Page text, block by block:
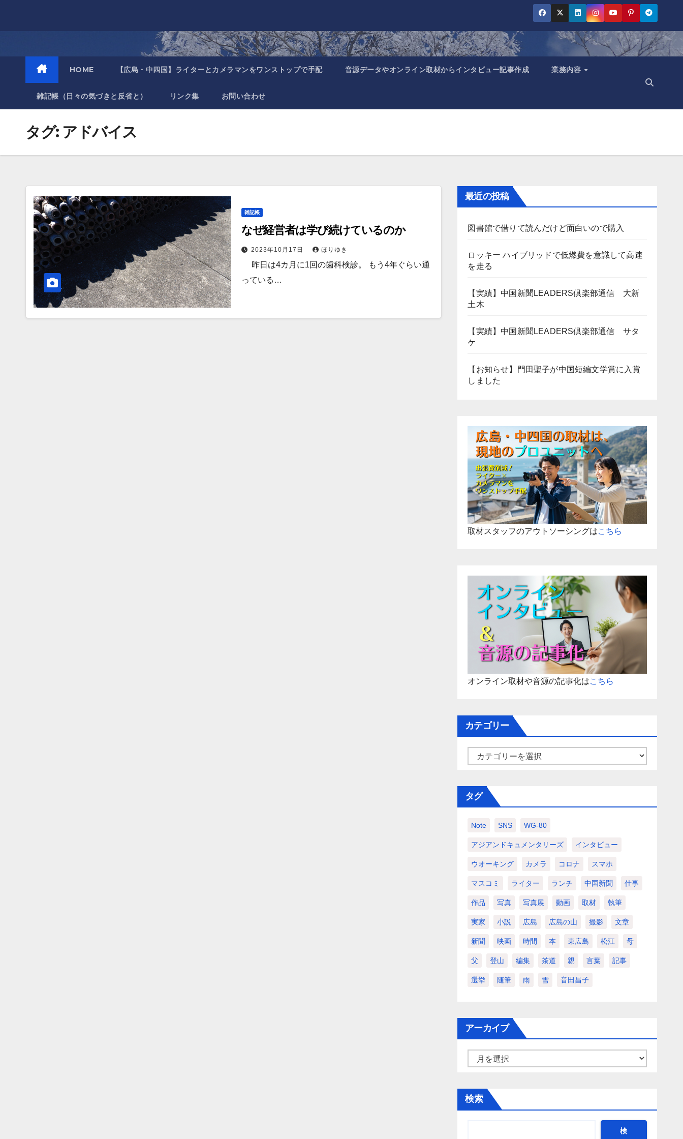
HOME 【広島・中四国】ライターとカメラマンをワンストップで手配 音源データやオンライン取材からインタビュー記事作成 業務内容
雑記帳（日々の気づきと反省と） リンク集 お問い合わせ
タグ: アドバイス
雑記帳
なぜ経営者は学び続けているのか
2023年10月17日 ほりゆき
昨日は4カ月に1回の歯科検診。 もう4年ぐらい通
っている…
最近の投稿
図書館で借りて読んだけど面白いので購入
ロッキー ハイブリッドで低燃費を意識して高速
を走る
【実績】中国新聞LEADERS倶楽部通信 大新
土木
【実績】中国新聞LEADERS倶楽部通信 サタ
ケ
【お知らせ】門田聖子が中国短編文学賞に入賞
しました
取材スタッフのアウトソーシングはこちら
オンライン取材や音源の記事化はこちら
カテゴリー
ゴ
リ
タグ
Note SNS WG-80
アジアンドキュメンタリーズ インタビュー
ウオーキング カメラ コロナ スマホ
マスコミ ライター ランチ 中国新聞 仕事
作品 写真 写真展 動画 取材 執筆
実家 小説 広島 広島の山 撮影 文章
新聞 映画 時間 本 東広島 松江 母
父 登山 編集 茶道 親 言葉 記事
選挙 随筆 雨 雪 音田昌子
アーカイブ
カ
イ
検索
検